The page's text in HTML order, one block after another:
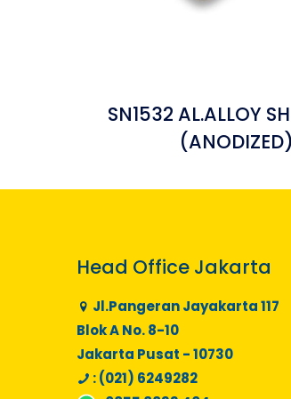
SN1532 AL.ALLOY
(ANODIZED)
Head Office Jakarta
Jl.Pangeran Jayakarta 117
Blok A No. 8-10
Jakarta Pusat - 10730
: (021) 6249282